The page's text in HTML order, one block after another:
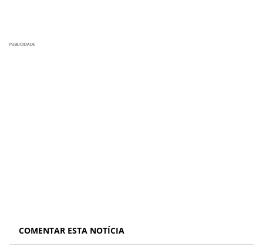
PUBLICIDADE
COMENTAR ESTA NOTÍCIA